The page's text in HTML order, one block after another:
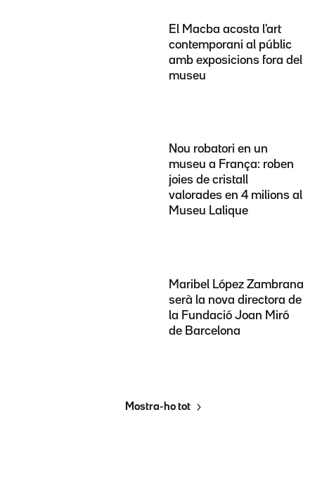
El Macba acosta l'art
contemporani al públic
amb exposicions fora del
museu
Nou robatori en un
museu a França: roben
joies de cristall
valorades en 4 milions al
Museu Lalique
Maribel López Zambrana
serà la nova directora de
la Fundació Joan Miró
de Barcelona
Mostra-ho tot